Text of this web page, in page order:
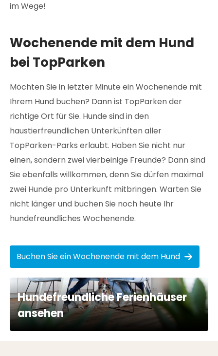
im Wege!
Wochenende mit dem Hund
bei TopParken
Möchten Sie in letzter Minute ein Wochenende mit
Ihrem Hund buchen? Dann ist TopParken der
richtige Ort für Sie. Hunde sind in den
haustierfreundlichen Unterkünften aller
TopParken-Parks erlaubt. Haben Sie nicht nur
einen, sondern zwei vierbeinige Freunde? Dann sind
Sie ebenfalls willkommen, denn Sie dürfen maximal
zwei Hunde pro Unterkunft mitbringen. Warten Sie
nicht länger und buchen Sie noch heute Ihr
hundefreundliches Wochenende.
Buchen Sie ein Wochenende mit dem Hund
Hundefreundliche Ferienhäuser
ansehen